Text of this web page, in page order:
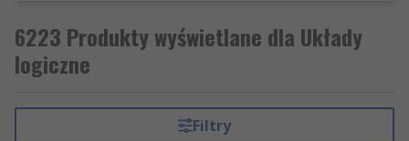
6223 Produkty wyświetlane dla Układy
logiczne
Filtry